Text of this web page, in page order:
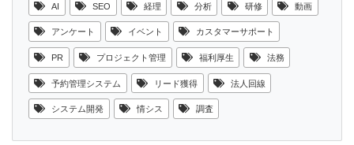
AI SEO 経理 分析 研修 動画
アンケート イベント カスタマーサポート
PR プロジェクト管理 福利厚生 法務
予約管理システム リード獲得 法人回線
システム開発 情シス 調査